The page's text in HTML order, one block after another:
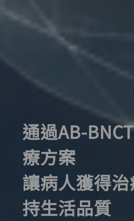
通過AB-
療方案
讓病人獲得
持生活品質